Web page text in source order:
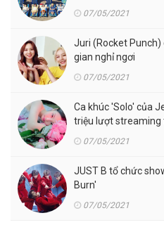
07/05/2021
Juri (Rocket
gian nghỉ ngơi
07/05/2021
Ca khúc 'Solo' của
triệu lượt
07/05/2021
JUST B tổ chức
Burn'
07/05/2021